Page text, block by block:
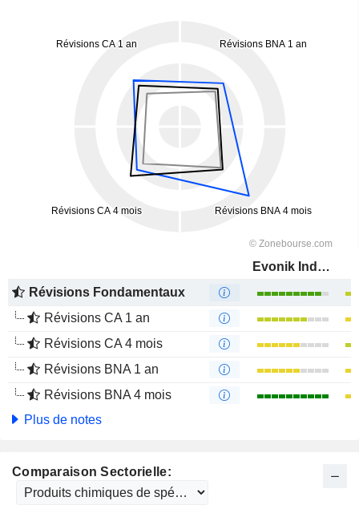
Evonik Industries AG
Révisions Fondamentaux
Révisions CA 1 an
Révisions CA 4 mois
Révisions BNA 1 an
Révisions BNA 4 mois
Plus de notes
Comparaison Sectorielle: